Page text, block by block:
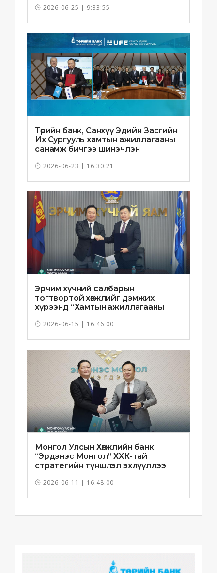
2026-06-25 | 9:33:55
Төрийн банк, Санхүү Эдийн Засгийн
Их Сургууль хамтын ажиллагааны
санамж бичгээ шинэчлэн
2026-06-23 | 16:30:21
Эрчим хүчний салбарын
тогтвортой хөгжлийг дэмжих
хүрээнд “Хамтын ажиллагааны
2026-06-15 | 16:46:00
Монгол Улсын Хөгжлийн банк
“Эрдэнэс Монгол” ХХК-тай
стратегийн түншлэл эхлүүллээ
2026-06-11 | 16:48:00